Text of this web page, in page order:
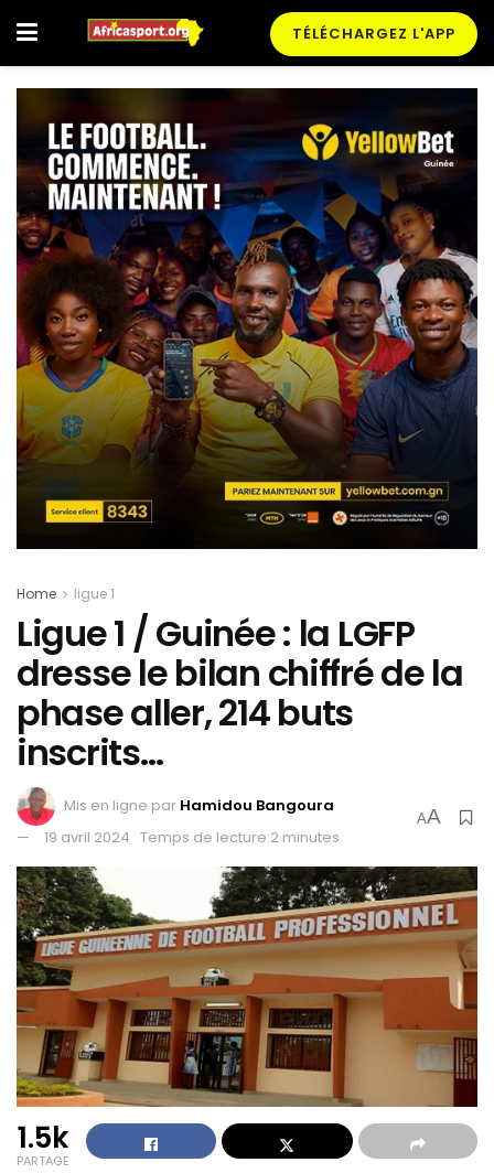
TÉLÉCHARGEZ L'APP
Home ligue 1
Ligue 1 / Guinée : la LGFP
dresse le bilan chiffré de la
phase aller, 214 buts
inscrits…
Mis en ligne par Hamidou Bangoura
19 avril 2024 Temps de lecture:2 minutes
AA
1.5k
PARTAGE